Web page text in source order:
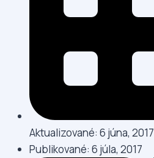
Aktualizované: 6 júna, 2017
Publikované: 6 júla, 2017